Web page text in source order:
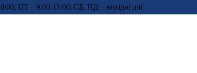
ПТ – 9:00-15:00; СБ, НД – вихідні дні